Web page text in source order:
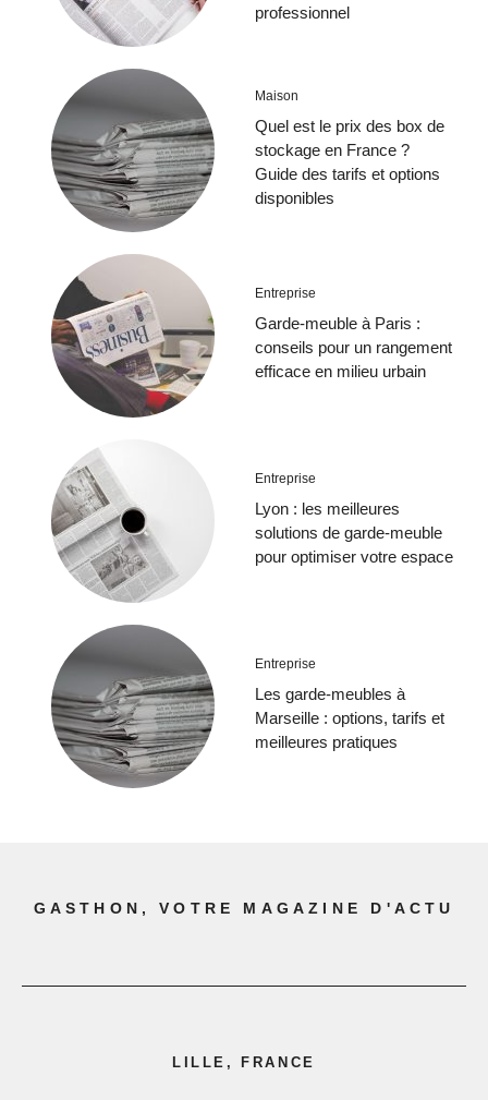
professionnel
Maison
Quel est le prix des box de
stockage en France ?
Guide des tarifs et options
disponibles
Entreprise
Garde-meuble à Paris :
conseils pour un rangement
efficace en milieu urbain
Entreprise
Lyon : les meilleures
solutions de garde-meuble
pour optimiser votre espace
Entreprise
Les garde-meubles à
Marseille : options, tarifs et
meilleures pratiques
GASTHON, VOTRE MAGAZINE D'ACTU
LILLE, FRANCE